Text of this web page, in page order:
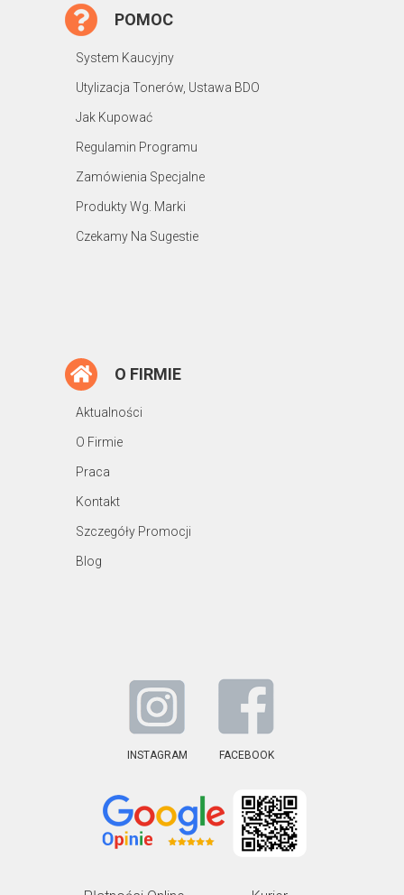
POMOC
System Kaucyjny
Utylizacja Tonerów, Ustawa BDO
Jak Kupować
Regulamin Programu
Zamówienia Specjalne
Produkty Wg. Marki
Czekamy Na Sugestie
O FIRMIE
Aktualności
O Firmie
Praca
Kontakt
Szczegóły Promocji
Blog
INSTAGRAM FACEBOOK